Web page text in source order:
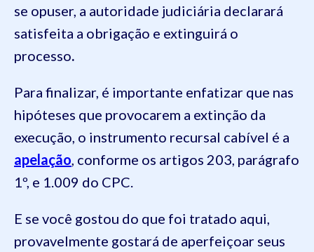
se opuser, a autoridade judiciária declarará
satisfeita a obrigação e extinguirá o
processo.
Para finalizar, é importante enfatizar que nas
hipóteses que provocarem a extinção da
execução, o instrumento recursal cabível é a
apelação, conforme os artigos 203, parágrafo
1º, e 1.009 do CPC.
E se você gostou do que foi tratado aqui,
provavelmente gostará de aperfeiçoar seus